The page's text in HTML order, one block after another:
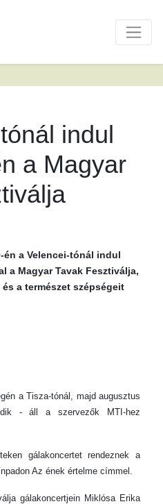
indul
a Magyar
én a Velencei-tónál indul
a Magyar Tavak Fesztiválja,
a természet szépségeit
a Tisza-tónál, majd augusztus
- áll a szervezők MTI-hez
gálakoncertet rendeznek a
Az ének értelme címmel.
gálakoncertjein Miklósa Erika